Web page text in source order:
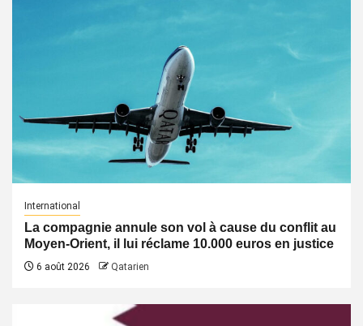
International
La compagnie annule son vol à cause du conflit au
Moyen-Orient, il lui réclame 10.000 euros en justice
6 août 2026 Qatarien